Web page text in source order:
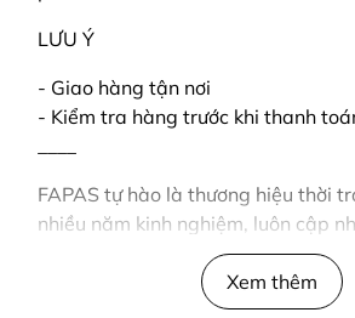
LƯU Ý
- Giao hàng tận nơi
- Kiểm tra hàng trước khi thanh
FAPAS tự hào là thương hiệu thời
nhiều năm kinh nghiệm, luôn cập
trang mới nhất để mang đến cho
sản phẩm chất lượng và thời thượng.
Xem thêm